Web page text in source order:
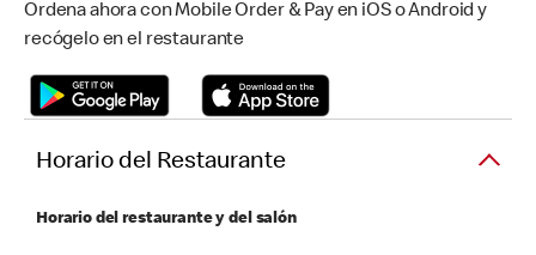
Ordena ahora con Mobile Order & Pay en iOS o Android y
recógelo en el restaurante
Horario del Restaurante
Horario del restaurante y del salón